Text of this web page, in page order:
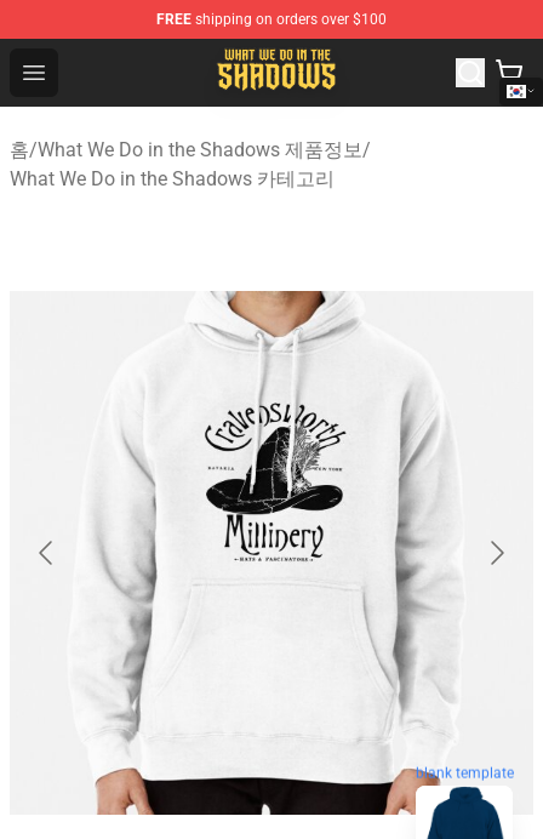
FREE shipping on orders over $100
Open menu
What We Do in the Shadows Shop - Official What We
홈/What We Do in the Shadows 제품정보/
What We Do in the Shadows 카테고리
blank template